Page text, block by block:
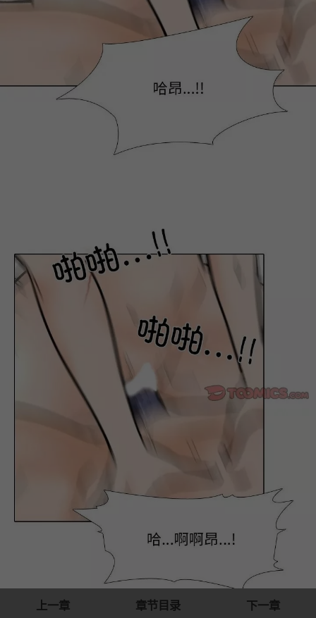
上一章 章节目录 下一章